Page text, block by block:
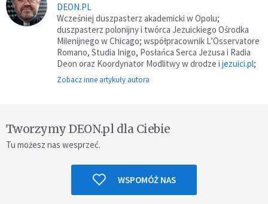
DEON.PL
Wcześniej duszpasterz akademicki w Opolu;
duszpasterz polonijny i twórca Jezuickiego Ośrodka
Milenijnego w Chicago; współpracownik L’Osservatore
Romano, Studia Inigo, Posłańca Serca Jezusa i Radia
Deon oraz Koordynator Modlitwy w drodze i jezuici.pl;
Zobacz inne artykuły autora
Tworzymy DEON.pl dla Ciebie
Tu możesz nas wesprzeć.
WSPOMÓŻ NAS